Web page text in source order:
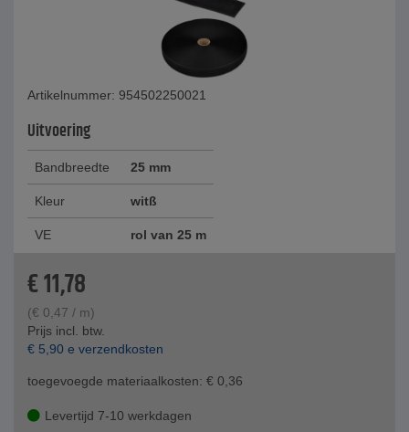
Artikelnummer: 954502250021
Uitvoering
Bandbreedte 25 mm
Kleur witß
VE rol van 25 m
€11,78
(€ 0,47 / m)
Prijs incl. btw.
€ 5,90 e verzendkosten
toegevoegde materiaalkosten: € 0,36
Levertijd 7-10 werkdagen